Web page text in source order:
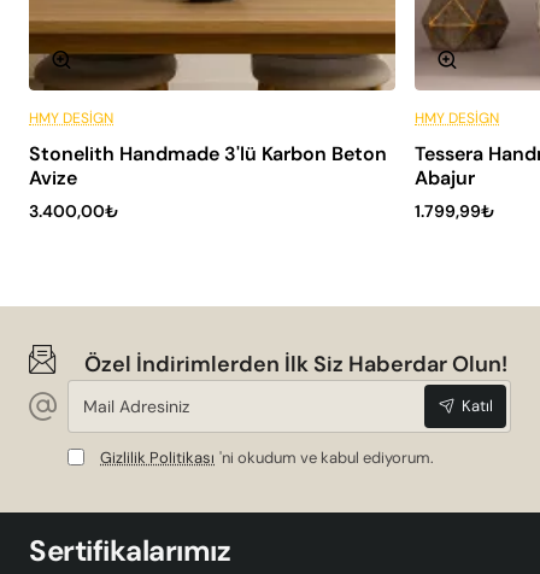
SADECE HMY
HMY DESIGN
Stonelith Handmade 3'lü Karbon Beton
Avize
3.400,00₺
HMY DESIGN
Tessera
Abajur
1.799,99₺
Özel İndirimlerden İlk Siz Haberdar Olun!
Mail
Adresiniz
Katıl
Gizlilik Politikası 'ni okudum ve kabul ediyorum.
Sertifikalarımız